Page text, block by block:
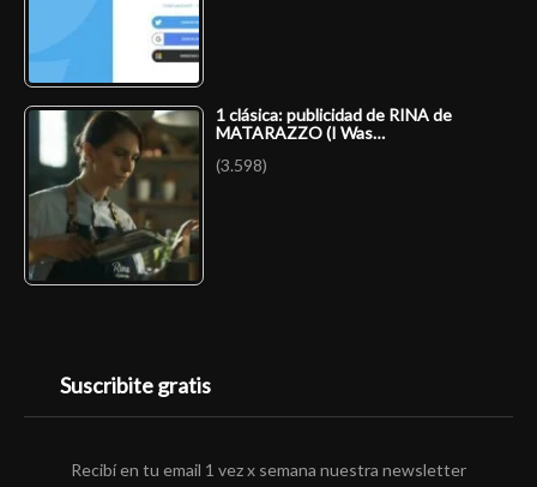
1 clásica: publicidad de RINA de
MATARAZZO (I Was…
(3.598)
Suscribite gratis
Recibí en tu email 1 vez x semana nuestra newsletter